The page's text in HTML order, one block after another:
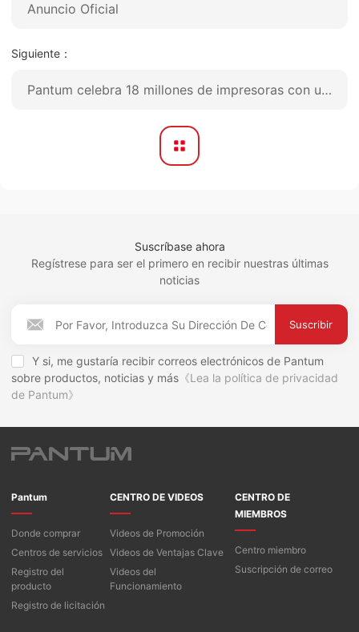
Anuncio Oficial
Alianza Estratégica entre NDD y Pantum
Siguiente：
Pantum celebra 18 millones de impresoras con una gran ceremonia de celebración.
Suscríbase ahora
Regístrese para ser el primero en recibir nuestras últimas
noticias
Suscribir
Y si, me gustaría recibir correos electrónicos de Pantum
sobre productos, noticias y más 《Lea la política de privacidad
de Pantum》
Pantum
Donde comprar
Centros de servicios
Registro del
producto
Registro de licitación
CENTRO DE VIDEOS
Videos de Promoción
Videos de Ventajas Clave
Videos del
Funcionamiento
CENTRO DE
MIEMBROS
Centro miembro
Suscripción de correo